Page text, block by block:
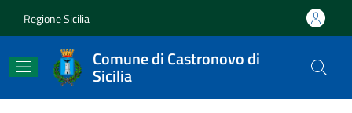
Regione Sicilia
Comune di Castronovo di
Sicilia